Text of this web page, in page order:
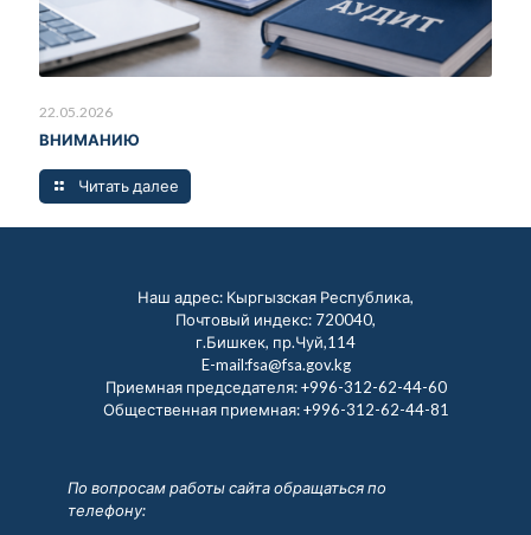
22.05.2026
ВНИМАНИЮ
Читать далее
Наш адрес: Кыргызская Республика,
Почтовый индекс: 720040,
г.Бишкек, пр.Чуй,114
E-mail:fsa@fsa.gov.kg
Приемная председателя:+996-312-62-44-60
Общественная приемная:+996-312-62-44-81
По вопросам работы сайта обращаться по
телефону: